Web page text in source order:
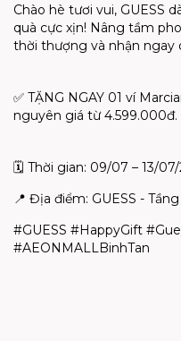
Chào hè tươi vui, GUESS
quà cực xịn! Nâng tầm
thời thượng và nhận ngay
✅ TẶNG NGAY 01 ví
nguyên giá từ 4.599.000đ.
🗓️ Thời gian: 09/07 – 13/07/
📍 Địa điểm: GUESS -
#GUESS #HappyGift
#AEONMALLBinhTan